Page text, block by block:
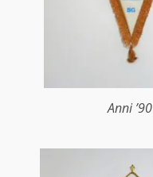
Anni ’90